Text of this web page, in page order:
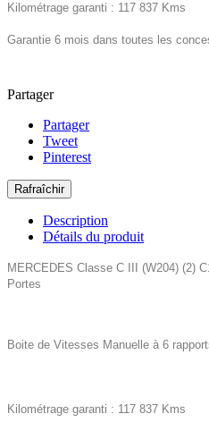
Kilométrage garanti : 117 837 Kms
Garantie 6 mois dans toutes les
Partager
Partager
Tweet
Pinterest
Description
Détails du produit
MERCEDES Classe C III (W204) (2)
Portes
Boite de Vitesses Manuelle à 6
Kilométrage garanti : 117 837 Kms